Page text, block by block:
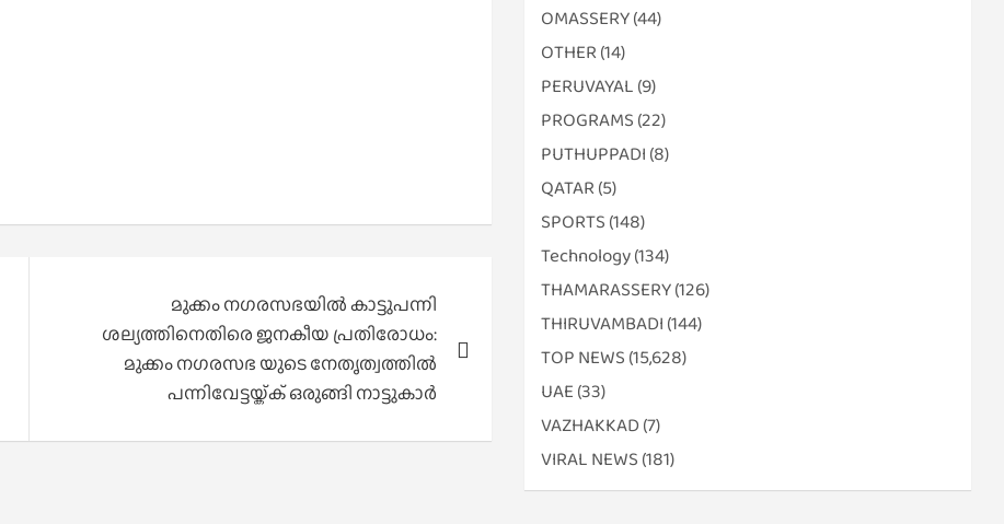
മുക്കം നഗരസഭയില്‍ കാട്ടുപന്നി
ശല്യത്തിനെതിരെ ജനകീയ പ്രതിരോധം:
മുക്കം നഗരസഭ യുടെ നേതൃത്വത്തിൽ
പന്നിവേട്ടയ്ക്ക് ഒരുങ്ങി നാട്ടുകാര്‍
OMASSERY(44)
OTHER (14)
PERUVAYAL (9)
PROGRAMS (22)
PUTHUPPADI (8)
QATAR (5)
SPORTS (148)
Technology(134)
THAMARASSERY(126)
THIRUVAMBADI (144)
TOP NEWS (15,628)
UAE (33)
VAZHAKKAD(7)
VIRAL NEWS (181)